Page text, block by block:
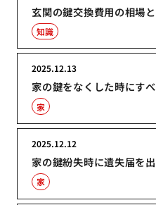
玄関の鍵交換費用の相場
知識
家の鍵をなくした時にす
2025.12.13
家
家の鍵紛失時に遺失届を
2025.12.12
家